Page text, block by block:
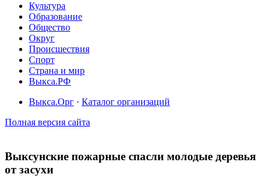
Культура
Образование
Общество
Округ
Происшествия
Спорт
Страна и мир
Выкса.РФ
Выкса.Орг · Каталог организаций
Полная версия сайта
Выксунские пожарные спасли молодые деревья
от засухи